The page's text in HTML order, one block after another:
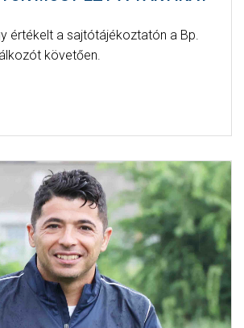
értékelt a sajtótájékoztatón a Bp.
követően.